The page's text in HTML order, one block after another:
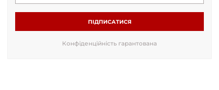
ПІДПИСАТИСЯ
Конфіденційність гарантована